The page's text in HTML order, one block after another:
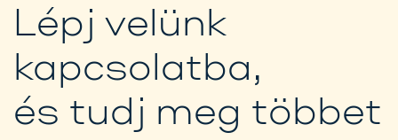
Lépj velünk
kapcsolatba,
és tudj meg többet